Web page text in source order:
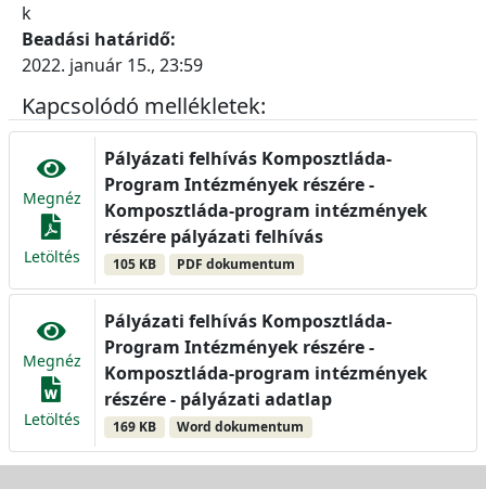
k
Beadási határidő:
2022. január 15., 23:59
Kapcsolódó mellékletek:
Megnéz
Letöltés
Pályázati felhívás Komposztláda-
Program Intézmények részére -
Komposztláda-program intézmények
részére pályázati felhívás
105 KB PDF dokumentum
Megnéz
Letöltés
Pályázati felhívás Komposztláda-
Program Intézmények részére -
Komposztláda-program intézmények
részére - pályázati adatlap
169 KB Word dokumentum